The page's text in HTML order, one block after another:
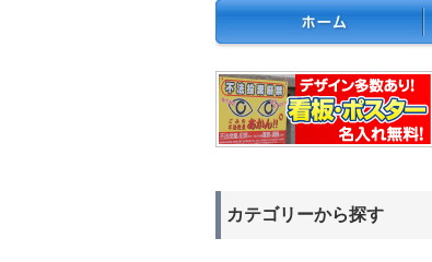
カテゴリーから探す